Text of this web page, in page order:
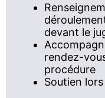
devant le
rendez-
procédure
Soutien